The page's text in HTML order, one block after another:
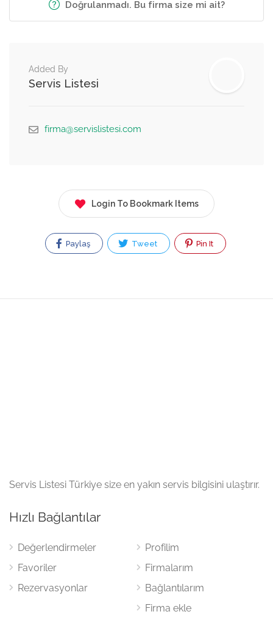
Doğrulanmadı. Bu firma size mi ait?
Added By
Servis Listesi
firma@servislistesi.com
Login To Bookmark Items
Paylaş Tweet Pin It
Servis Listesi Türkiye size en yakın servis bilgisini ulaştırır.
Hızlı Bağlantılar
Değerlendirmeler
Favoriler
Rezervasyonlar
Profilim
Firmalarım
Bağlantılarım
Firma ekle